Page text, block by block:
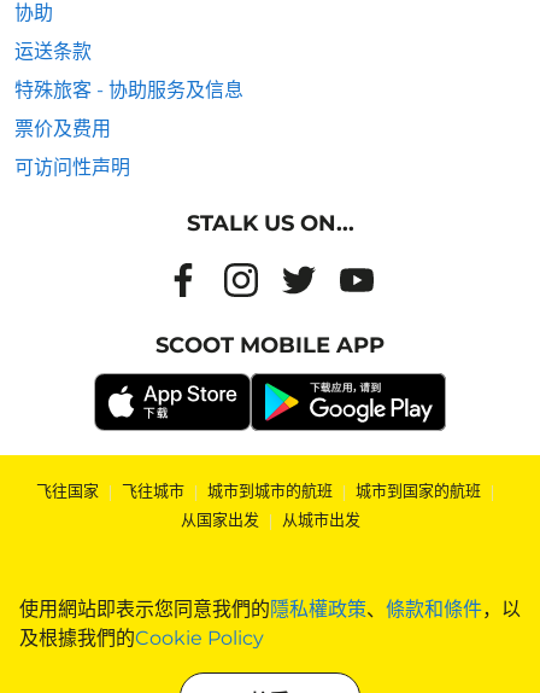
使用網站即表示您同意我們的隱私權政策、 條款和條件，以
及根據我們的Cookie Policy
协助
运送条款
特殊旅客 - 协助服务及信息
票价及费用
可访问性声明
STALK US ON...
SCOOT MOBILE APP
飞往国家 | 飞往城市 | 城市到城市的航班 | 城市到国家的航班 |
从国家出发 | 从城市出发